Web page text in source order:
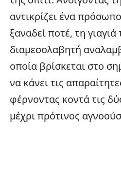
αντικρίζει ένα
ξαναδεί ποτέ, τη
διαμεσολαβητή
οποία βρίσκεται στο
να κάνει τις
φέρνοντας κοντά τις
μέχρι πρότινος